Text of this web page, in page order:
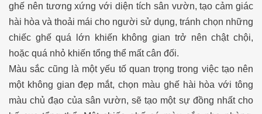
ghế nên tương xứng với diện tích sân vườn, tạo cảm giác
hài hòa và thoải mái cho người sử dụng, tránh chọn những
chiếc ghế quá lớn khiến không gian trở nên chật chội,
hoặc quá nhỏ khiến tổng thể mất cân đối.
Màu sắc cũng là một yếu tố quan trọng trong việc tạo nên
một không gian đẹp mắt, chọn màu ghế hài hòa với tông
màu chủ đạo của sân vườn, sẽ tạo một sự đồng nhất cho